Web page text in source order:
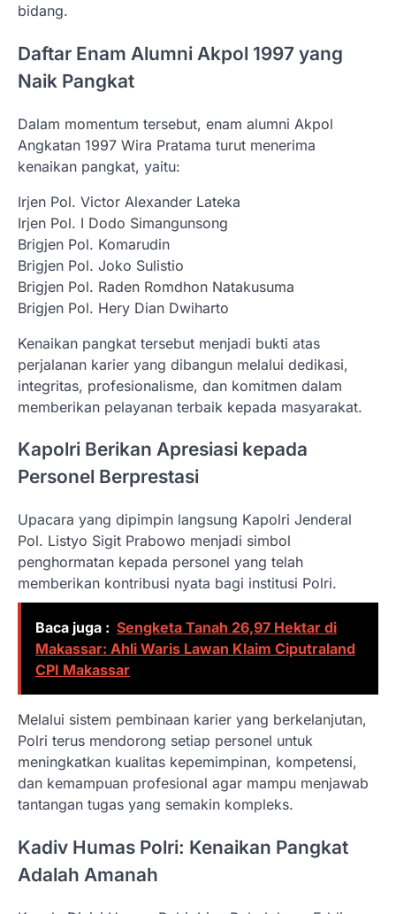
bidang.
Daftar Enam Alumni Akpol 1997 yang
Naik Pangkat
Dalam momentum tersebut, enam alumni Akpol
Angkatan 1997 Wira Pratama turut menerima
kenaikan pangkat, yaitu:
Irjen Pol. Victor Alexander Lateka
Irjen Pol. I Dodo Simangunsong
Brigjen Pol. Komarudin
Brigjen Pol. Joko Sulistio
Brigjen Pol. Raden Romdhon Natakusuma
Brigjen Pol. Hery Dian Dwiharto
Kenaikan pangkat tersebut menjadi bukti atas
perjalanan karier yang dibangun melalui dedikasi,
integritas, profesionalisme, dan komitmen dalam
memberikan pelayanan terbaik kepada masyarakat.
Kapolri Berikan Apresiasi kepada
Personel Berprestasi
Upacara yang dipimpin langsung Kapolri Jenderal
Pol. Listyo Sigit Prabowo menjadi simbol
penghormatan kepada personel yang telah
memberikan kontribusi nyata bagi institusi Polri.
Baca juga : Sengketa Tanah 26,97 Hektar di
Makassar: Ahli Waris Lawan Klaim Ciputraland
CPI Makassar
Melalui sistem pembinaan karier yang berkelanjutan,
Polri terus mendorong setiap personel untuk
meningkatkan kualitas kepemimpinan, kompetensi,
dan kemampuan profesional agar mampu menjawab
tantangan tugas yang semakin kompleks.
Kadiv Humas Polri: Kenaikan Pangkat
Adalah Amanah